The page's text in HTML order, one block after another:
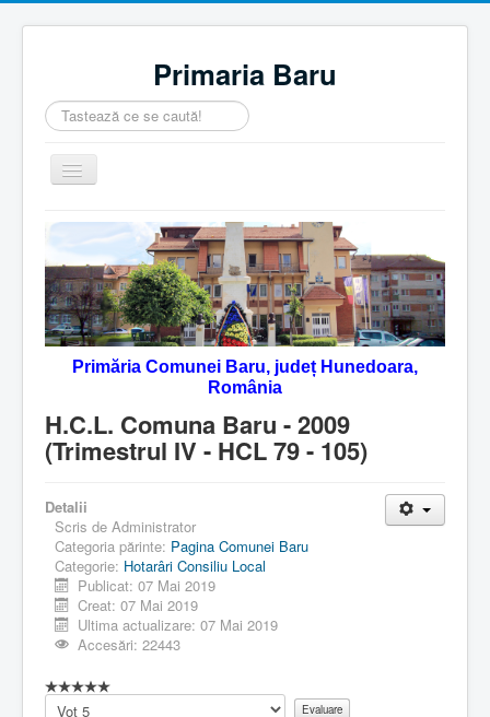
Primaria Baru
Căutare
...
Comută
navigarea
Home
Despre noi
Noutăţi
Contact
Servicii Online
Primăria Comunei Baru, județ Hunedoara,
România
H.C.L. Comuna Baru - 2009
(Trimestrul IV - HCL 79 - 105)
Detalii
Scris de Administrator
Categoria părinte: Pagina Comunei Baru
Categorie: Hotarâri Consiliu Local
Publicat: 07 Mai 2019
Creat: 07 Mai 2019
Ultima actualizare: 07 Mai 2019
Accesări: 22443
Vă